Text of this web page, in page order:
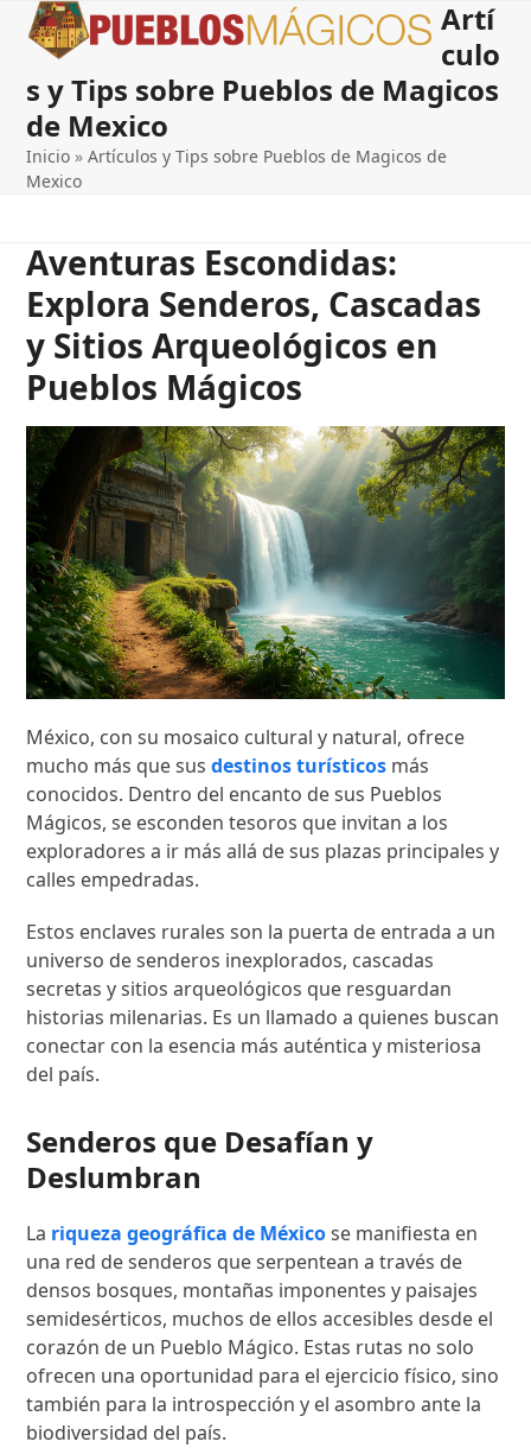
SkipOpen
mobile
menu
Close
mobile
menu
Artí
culo
s y Tips sobre Pueblos de Magicos
de Mexico
Inicio »Artículos y Tips sobre Pueblos de Magicos de
Mexico
Aventuras Escondidas:
Explora Senderos, Cascadas
y Sitios Arqueológicos en
Pueblos Mágicos
México, con su mosaico cultural y natural, ofrece
mucho más que susdestinos turísticos más
conocidos. Dentro del encanto de sus Pueblos
Mágicos, se esconden tesoros que invitan a los
exploradores a ir más allá de sus plazas principales y
calles empedradas.
Estos enclaves rurales son la puerta de entrada a un
universo de senderos inexplorados, cascadas
secretas y sitios arqueológicos que resguardan
historias milenarias. Es un llamado a quienes buscan
conectar con la esencia más auténtica y misteriosa
del país.
Senderos que Desafían y
Deslumbran
La riqueza geográfica de México se manifiesta en
una red de senderos que serpentean a través de
densos bosques, montañas imponentes y paisajes
semidesérticos, muchos de ellos accesibles desde el
corazón de un Pueblo Mágico. Estas rutas no solo
ofrecen una oportunidad para el ejercicio físico, sino
también para la introspección y el asombro ante la
biodiversidad del país.